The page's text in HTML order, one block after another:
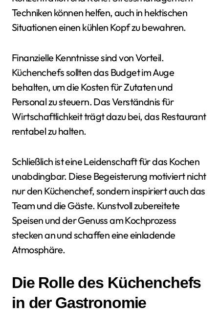
Techniken können helfen, auch in hektischen
Situationen einen kühlen Kopf zu bewahren.
Finanzielle Kenntnisse sind von Vorteil.
Küchenchefs sollten das Budget im Auge
behalten, um die Kosten für Zutaten und
Personal zu steuern. Das Verständnis für
Wirtschaftlichkeit trägt dazu bei, das Restaurant
rentabel zu halten.
Schließlich ist eine Leidenschaft für das Kochen
unabdingbar. Diese Begeisterung motiviert nicht
nur den Küchenchef, sondern inspiriert auch das
Team und die Gäste. Kunstvoll zubereitete
Speisen und der Genuss am Kochprozess
stecken an und schaffen eine einladende
Atmosphäre.
Die Rolle des Küchenchefs
in der Gastronomie